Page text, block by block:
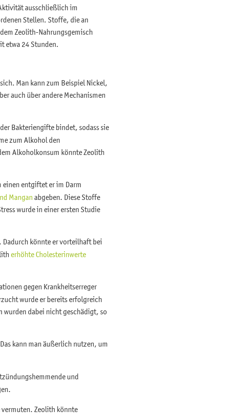
ausschließlich im
Stellen. Stoffe, die an
Zeolith-Nahrungsgemisch
etwa 24 Stunden.
Man kann zum Beispiel Nickel,
auch über andere Mechanismen
Bakteriengifte bindet, sodass sie
zum Alkohol den
Alkoholkonsum könnte Zeolith
einen entgiftet er im Darm
Mangan abgeben. Diese Stoffe
wurde in einer ersten Studie
Dadurch könnte er vorteilhaft bei
erhöhte Cholesterinwerte
gegen Krankheitserreger
wurde er bereits erfolgreich
dabei nicht geschädigt, so
kann man äußerlich nutzen, um
und
vermuten. Zeolith könnte